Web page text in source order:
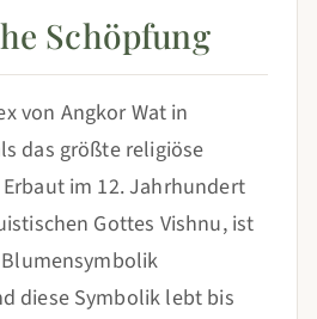
Schöpfung
von Angkor Wat in
das größte religiöse
im 12. Jahrhundert
Gottes Vishnu, ist
diese Symbolik lebt bis